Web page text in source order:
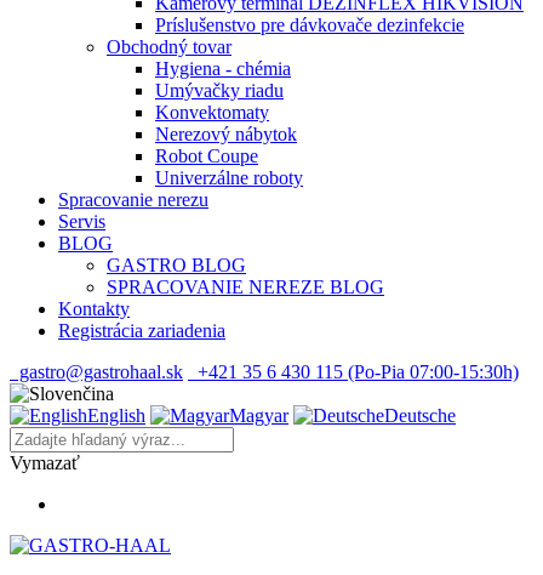
Príslušenstvo pre dávkovače dezinfekcie
Obchodný tovar
Hygiena - chémia
Umývačky riadu
Konvektomaty
Nerezový nábytok
Robot Coupe
Univerzálne roboty
Spracovanie nerezu
Servis
BLOG
GASTRO BLOG
SPRACOVANIE NEREZE BLOG
Kontakty
Registrácia zariadenia
gastro@gastrohaal.sk
+421 35 6 430 115 (Po-Pia 07:00-15:30h)
English Magyar Deutsche
Vymazať